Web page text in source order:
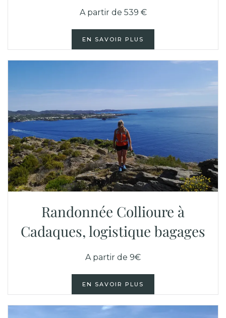
A partir de 539 €
EN SAVOIR PLUS
Randonnée Collioure à
Cadaques, logistique bagages
A partir de 9€
EN SAVOIR PLUS